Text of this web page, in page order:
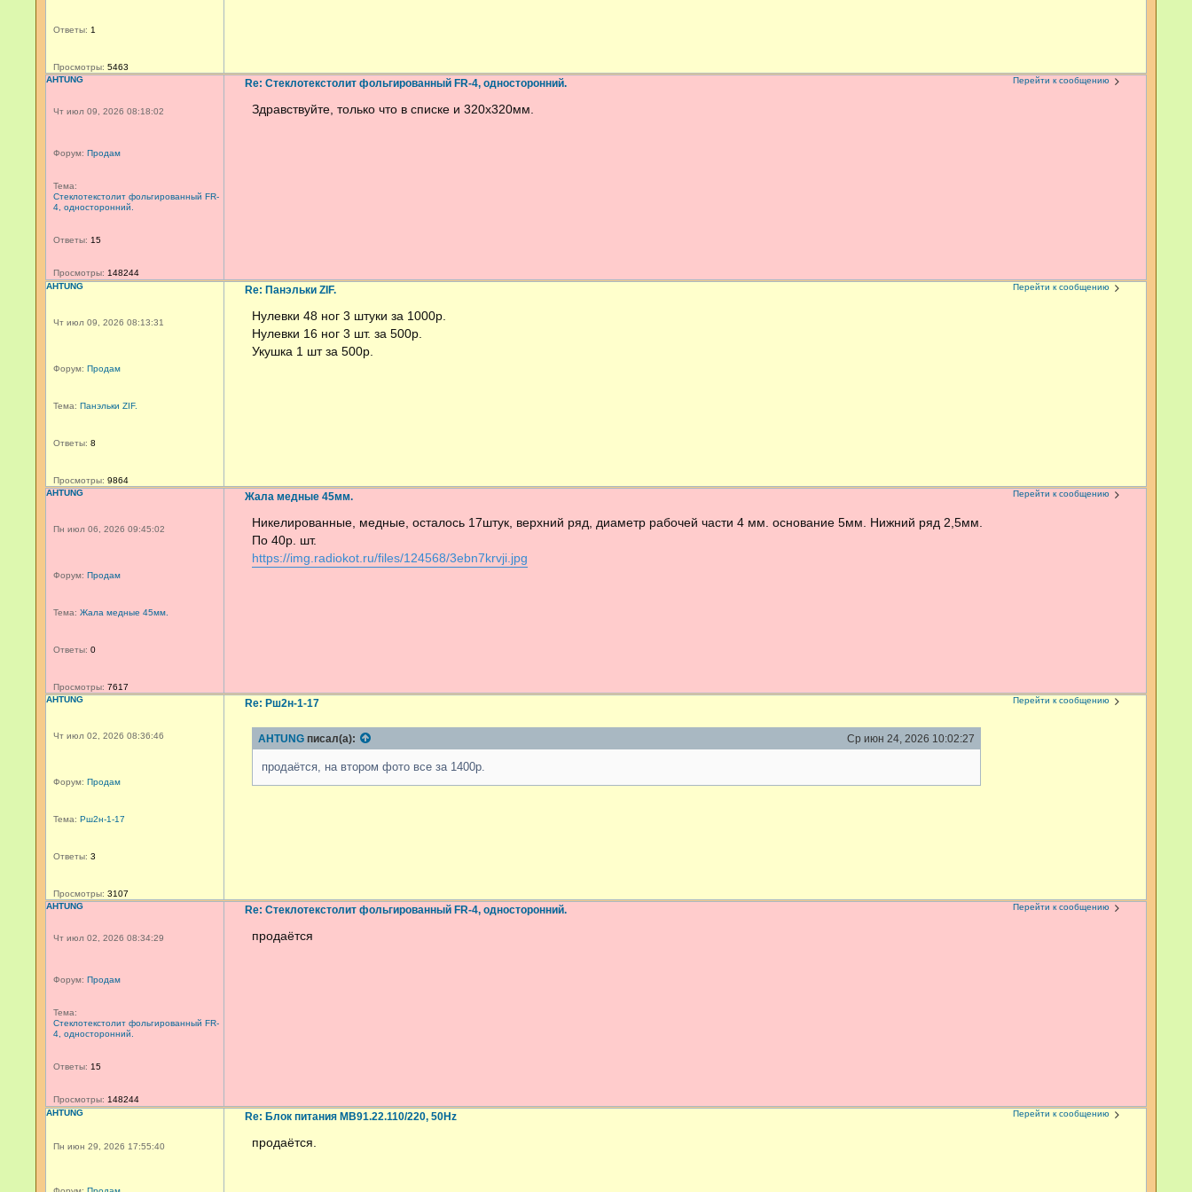
Ответы: 1
Просмотры: 5463
AHTUNG
Чт июл 09, 2026 08:18:02
Форум: Продам
Тема:
Стеклотекстолит фольгированный FR-
4, односторонний.
Ответы: 15
Просмотры: 148244
Re: Стеклотекстолит фольгированный FR-4, односторонний.
Здравствуйте, только что в списке и 320х320мм.
Перейти к сообщению
AHTUNG
Чт июл 09, 2026 08:13:31
Форум: Продам
Тема: Панэльки ZIF.
Ответы: 8
Просмотры: 9864
Re: Панэльки ZIF.
Нулевки 48 ног 3 штуки за 1000р.
Нулевки 16 ног 3 шт. за 500р.
Укушка 1 шт за 500р.
Перейти к сообщению
AHTUNG
Пн июл 06, 2026 09:45:02
Форум: Продам
Тема: Жала медные 45мм.
Ответы: 0
Просмотры: 7617
Жала медные 45мм.
Никелированные, медные, осталось 17штук, верхний ряд, диаметр рабочей части 4 мм. основание 5мм. Нижний ряд 2,5мм.
По 40р. шт.
https://img.radiokot.ru/files/124568/3ebn7krvji.jpg
Перейти к сообщению
AHTUNG
Чт июл 02, 2026 08:36:46
Форум: Продам
Тема: Рш2н-1-17
Ответы: 3
Просмотры: 3107
Re: Рш2н-1-17
AHTUNGписал(а): Ср июн 24, 2026 10:02:27
продаётся, на втором фото все за 1400р.
Перейти к сообщению
AHTUNG
Чт июл 02, 2026 08:34:29
Форум: Продам
Тема:
Стеклотекстолит фольгированный FR-
4, односторонний.
Ответы: 15
Просмотры: 148244
Re: Стеклотекстолит фольгированный FR-4, односторонний.
продаётся
Перейти к сообщению
AHTUNG
Пн июн 29, 2026 17:55:40
Re: Блок питания МВ91.22.110/220, 50Hz
продаётся.
Перейти к сообщению